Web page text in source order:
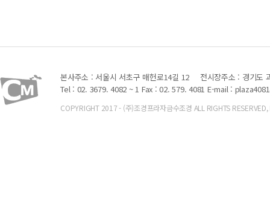
본사주소 : 서울시 서초구 매헌로14길 12
전시장주소 : 경기도
Tel : 02. 3679. 4082 ~ 1 Fax : 02. 579. 4081 E-mail :
COPYRIGHT 2017 - (주)조경프라자금수조경 ALL RIGHTS